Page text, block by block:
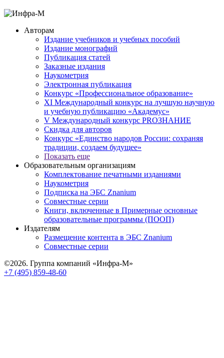
Авторам
Издание учебников и учебных пособий
Издание монографий
Публикация статей
Заказные издания
Наукометрия
Электронная публикация
Конкурс «Профессиональное образование»
XI Международный конкурс на лучшую научную
и учебную публикацию «Академус»
V Международный конкурс PROЗНАНИЕ
Скидка для авторов
Конкурс «Единство народов России: сохраняя
традиции, создаем будущее»
Показать еще
Образовательным организациям
Комплектование печатными изданиями
Наукометрия
Подписка на ЭБС Znanium
Совместные серии
Книги, включенные в Примерные основные
образовательные программы (ПООП)
Издателям
Размещение контента в ЭБС Znanium
Совместные серии
©2026. Группа компаний «Инфра-М»
+7 (495) 859-48-60